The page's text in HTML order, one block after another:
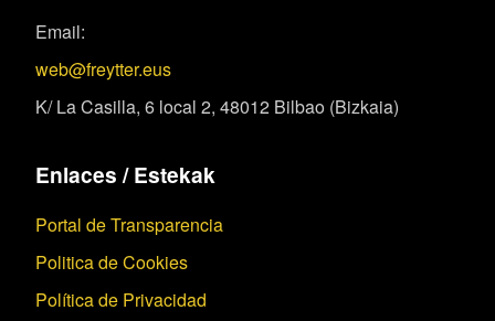
Email:
web@freytter.eus
K/ La Casilla, 6 local 2, 48012 Bilbao (Bizkaia)
Enlaces / Estekak
Portal de Transparencia
Politica de Cookies
Política de Privacidad